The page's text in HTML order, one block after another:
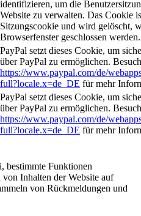
identifizieren, um die
Website zu verwalten. Das Cookie
Sitzungscookie und wird gelöscht,
Browserfenster geschlossen werden.
PayPal setzt dieses Cookie, um
über PayPal zu ermöglichen.
https://www.paypal.com/de/
full?locale.x=de_DE für mehr
PayPal setzt dieses Cookie, um
über PayPal zu ermöglichen.
https://www.paypal.com/de/
full?locale.x=de_DE für mehr
bestimmte Funktionen
Inhalten der Website auf
von Rückmeldungen und